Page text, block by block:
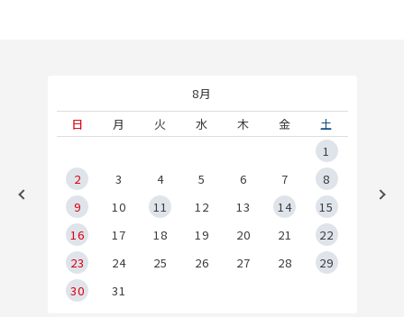
8月
日
月 火 水 木 金
土
1
2
3 4 5 6 7
8
9
10 11 12 13 14
15
16
17 18 19 20 21
22
23
24 25 26 27 28
29
30
31